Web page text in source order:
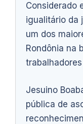
Considerado
igualitário da
um dos
Rondônia na
Jesuino
pública de